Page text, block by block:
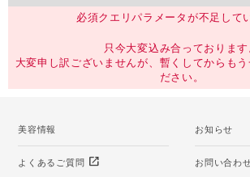
必須クエリパラメータが不足して
只今大変込み合っております
大変申し訳ございませんが、暫くしてからも
ださい。
美容情報 お知らせ
よくあるご質問 open_in_new お問い合わ